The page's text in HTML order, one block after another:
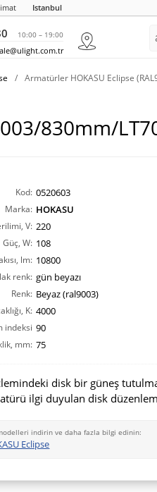
Istanbul
10:00 – 19:00
/ Armatürler HOKASU Eclipse
830mm/
Kod: 0520603
Marka: HOKASU
V: 220
Güç, W: 108
lm: 10800
renk: gün beyazı
Renk: Beyaz (ral9003)
K: 4000
indeksi
CRI(Ra):
90
mm: 75
disk bir güneş
ilgi duyulan disk
indirin ve daha fazla bilgi edinin:
Eclipse